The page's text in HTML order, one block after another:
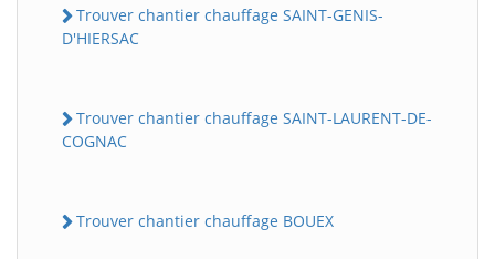
Trouver chantier chauffage SAINT-GENIS-
D'HIERSAC
Trouver chantier chauffage SAINT-LAURENT-DE-
COGNAC
Trouver chantier chauffage BOUEX